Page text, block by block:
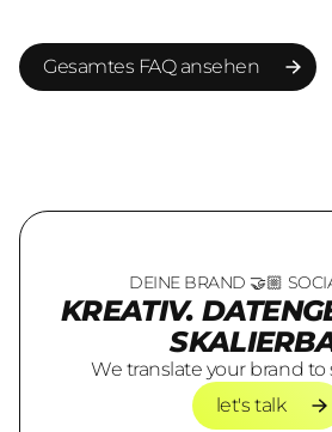
Strategie und Measurement.
festlegen, welche Rolle Social
Gesamtes FAQ ansehen
DEINE BRAND 🤝🏼
KREATIV.
We translate your brand to
let's talk